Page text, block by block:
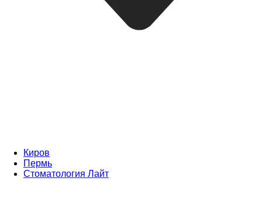
Киров
Пермь
Стоматология Лайт